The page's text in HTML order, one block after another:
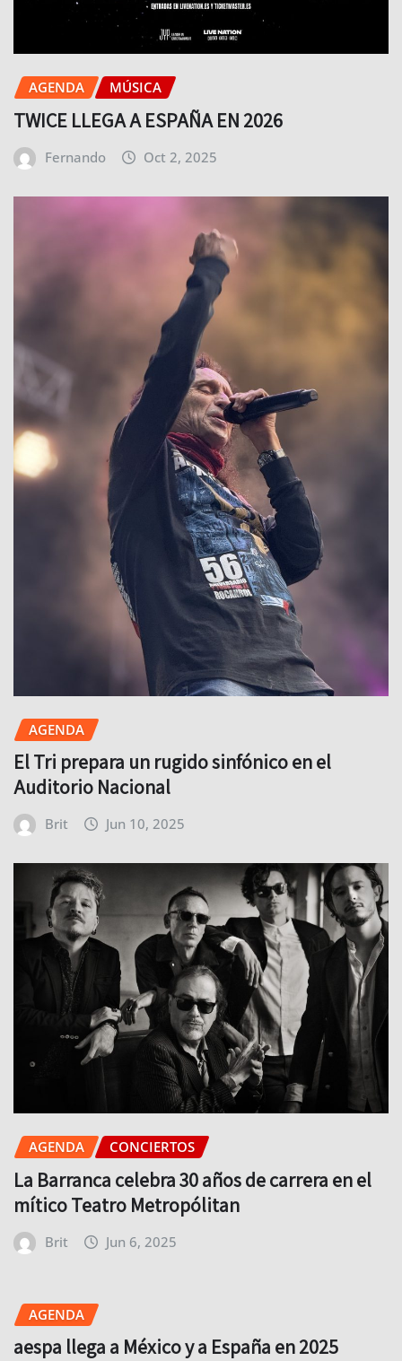
AGENDA MÚSICA
TWICE LLEGA A ESPAÑA EN 2026
Fernando Oct 2, 2025
AGENDA
El Tri prepara un rugido sinfónico en el
Auditorio Nacional
Brit Jun 10, 2025
AGENDA CONCIERTOS
La Barranca celebra 30 años de carrera en el
mítico Teatro Metropólitan
Brit Jun 6, 2025
AGENDA
aespa llega a México y a España en 2025